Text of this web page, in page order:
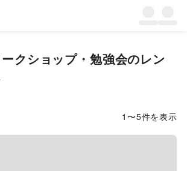
クショップ・勉強会のレン
1 〜5件を表示